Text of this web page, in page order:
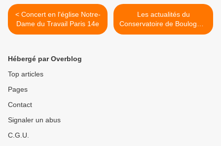
< Concert en l'église Notre-
Dame du Travail Paris 14e
Les actualités du
Conservatoire de Boulogne-
Billancourt >
Hébergé par Overblog
Top articles
Pages
Contact
Signaler un abus
C.G.U.